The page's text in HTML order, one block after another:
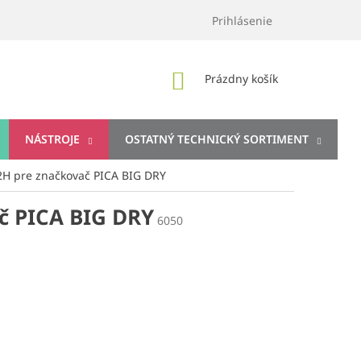
Prihlásenie
NÁKUPNÝ
Prázdny košík
NÁSTROJE OSTATNÝ TECHNICKÝ SORTIMENT
pre značkovač PICA BIG DRY
BIG DRY 6050